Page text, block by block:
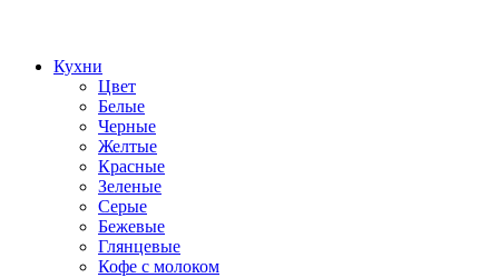
Кухни
Цвет
Белые
Черные
Желтые
Красные
Зеленые
Серые
Бежевые
Глянцевые
Кофе с молоком